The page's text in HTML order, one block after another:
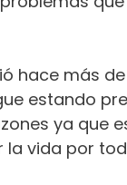
hace más
estando
ya que
la vida por